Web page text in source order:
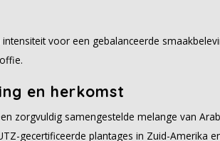
voor een gebalanceerde
en herkomst
zorgvuldig samengestelde melange van
gecertificeerde plantages in Zuid-Amerika